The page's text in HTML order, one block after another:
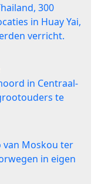
300
in Huay Yai,
verricht.
in Centraal-
te
van Moskou ter
in eigen